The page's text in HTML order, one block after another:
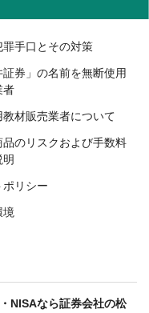
罪手口とその対策
証券」の名前を無断使用
者
教材販売業者について
品のリスクおよび手数料
ポリシー
境
NISAなら証券会社の松